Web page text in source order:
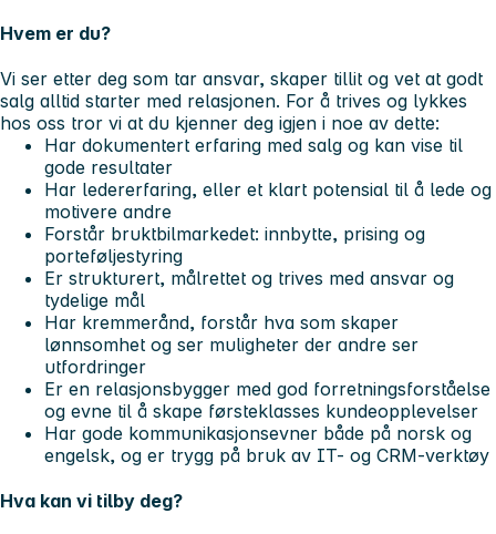
Hvem er du?
Vi ser etter deg som tar ansvar, skaper tillit og vet at godt
salg alltid starter med relasjonen. For å trives og lykkes
hos oss tror vi at du kjenner deg igjen i noe av dette:
Har dokumentert erfaring med salg og kan vise til
gode resultater
Har ledererfaring, eller et klart potensial til å lede og
motivere andre
Forstår bruktbilmarkedet: innbytte, prising og
porteføljestyring
Er strukturert, målrettet og trives med ansvar og
tydelige mål
Har kremmerånd, forstår hva som skaper
lønnsomhet og ser muligheter der andre ser
utfordringer
Er en relasjonsbygger med god forretningsforståelse
og evne til å skape førsteklasses kundeopplevelser
Har gode kommunikasjonsevner både på norsk og
engelsk, og er trygg på bruk av IT- og CRM-verktøy
Hva kan vi tilby deg?